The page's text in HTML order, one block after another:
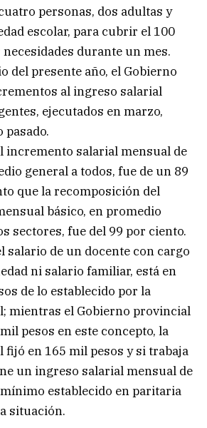
personas, dos adultas y
escolar, para cubrir el 100
durante un mes.
del presente año, el Gobierno
al ingreso salarial
ejecutados en marzo,
pasado.
incremento salarial mensual de
general a todos, fue de un 89
que la recomposición del
básico, en promedio
sectores, fue del 99 por ciento.
salario de un docente con cargo
ni salario familiar, está en
de lo establecido por la
mientras el Gobierno provincial
pesos en este concepto, la
en 165 mil pesos y si trabaja
un ingreso salarial mensual de
establecido en paritaria
situación.